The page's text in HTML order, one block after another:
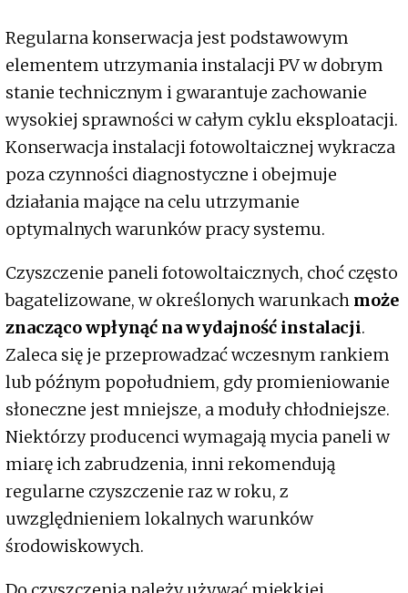
Regularna konserwacja jest podstawowym
elementem utrzymania instalacji PV w dobrym
stanie technicznym i gwarantuje zachowanie
wysokiej sprawności w całym cyklu eksploatacji.
Konserwacja instalacji fotowoltaicznej wykracza
poza czynności diagnostyczne i obejmuje
działania mające na celu utrzymanie
optymalnych warunków pracy systemu.
Czyszczenie paneli fotowoltaicznych, choć często
bagatelizowane, w określonych warunkach może
znacząco wpłynąć na wydajność instalacji.
Zaleca się je przeprowadzać wczesnym rankiem
lub późnym popołudniem, gdy promieniowanie
słoneczne jest mniejsze, a moduły chłodniejsze.
Niektórzy producenci wymagają mycia paneli w
miarę ich zabrudzenia, inni rekomendują
regularne czyszczenie raz w roku, z
uwzględnieniem lokalnych warunków
środowiskowych.